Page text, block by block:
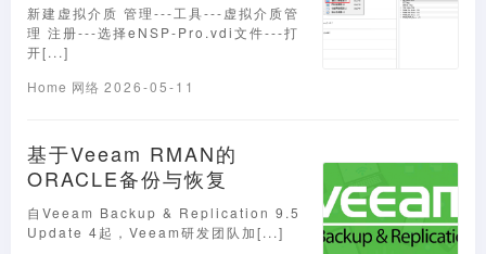
新建虚拟介质 管理---工具---虚拟介质管
理 注册---选择eNSP-Pro.vdi文件---打
开[...]
Home 网络 2026-05-11
基于Veeam RMAN的
ORACLE备份与恢复
自Veeam Backup & Replication 9.5
Update 4起，Veeam研发团队加[...]